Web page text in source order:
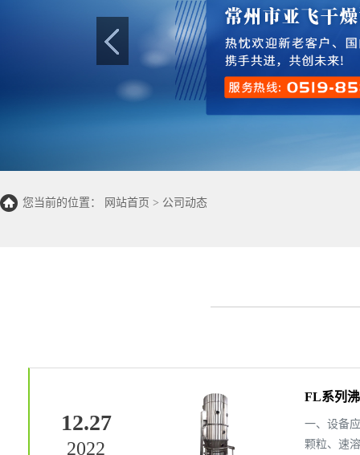
您当前的位置： 网站首页 > 公司动态
12.27
2022
FL系列
一、设备
颗粒、速